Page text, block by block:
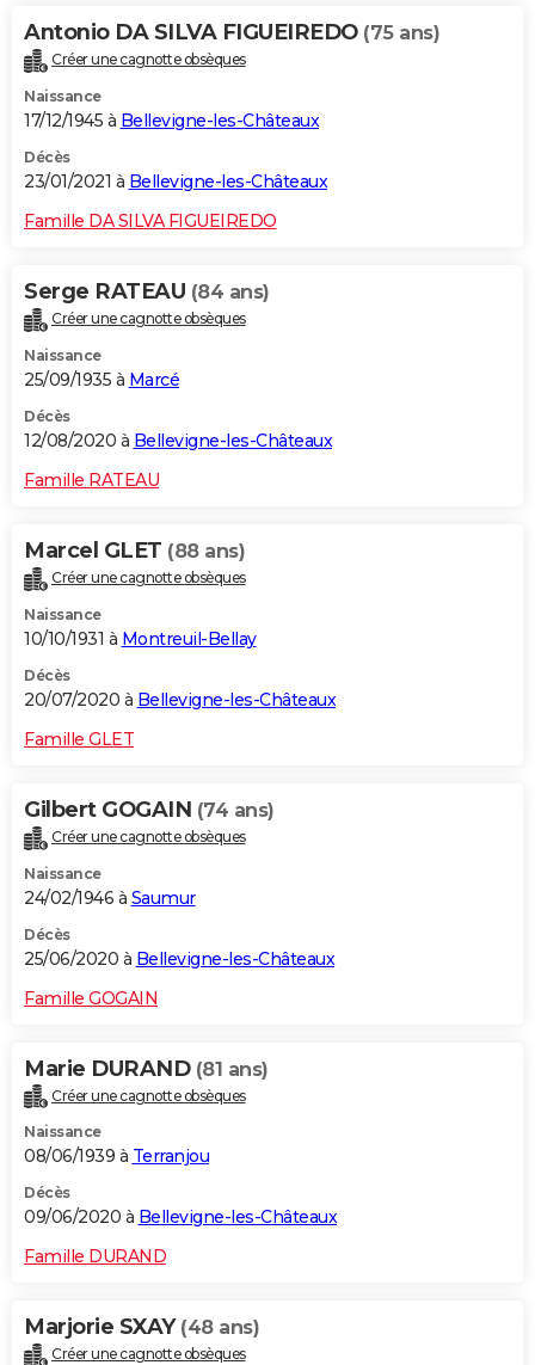
Antonio DA SILVA FIGUEIREDO (75 ans)
Créer une cagnotte obsèques
Naissance
17/12/1945 à Bellevigne-les-Châteaux
Décès
23/01/2021 à Bellevigne-les-Châteaux
Famille DA SILVA FIGUEIREDO
Serge RATEAU (84 ans)
Créer une cagnotte obsèques
Naissance
25/09/1935 à Marcé
Décès
12/08/2020 à Bellevigne-les-Châteaux
Famille RATEAU
Marcel GLET (88 ans)
Créer une cagnotte obsèques
Naissance
10/10/1931 à Montreuil-Bellay
Décès
20/07/2020 à Bellevigne-les-Châteaux
Famille GLET
Gilbert GOGAIN (74 ans)
Créer une cagnotte obsèques
Naissance
24/02/1946 à Saumur
Décès
25/06/2020 à Bellevigne-les-Châteaux
Famille GOGAIN
Marie DURAND (81 ans)
Créer une cagnotte obsèques
Naissance
08/06/1939 à Terranjou
Décès
09/06/2020 à Bellevigne-les-Châteaux
Famille DURAND
Marjorie SXAY (48 ans)
Créer une cagnotte obsèques